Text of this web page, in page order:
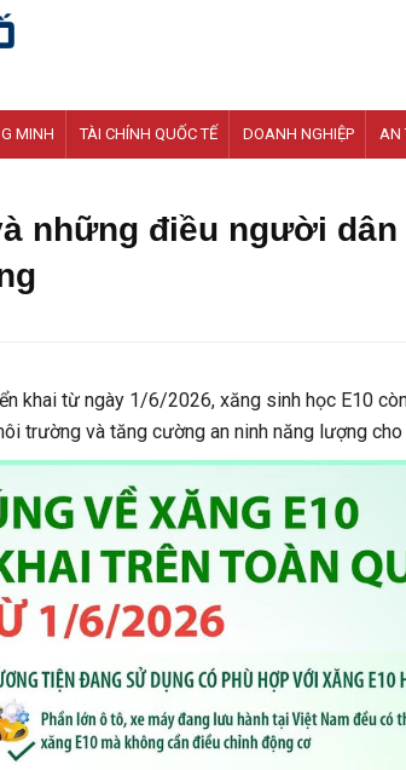
MINH TÀI CHÍNH QUỐC TẾ DOANH NGHIỆP AN
những điều người dân
khai từ ngày 1/6/2026, xăng sinh học E10
trường và tăng cường an ninh năng lượng cho